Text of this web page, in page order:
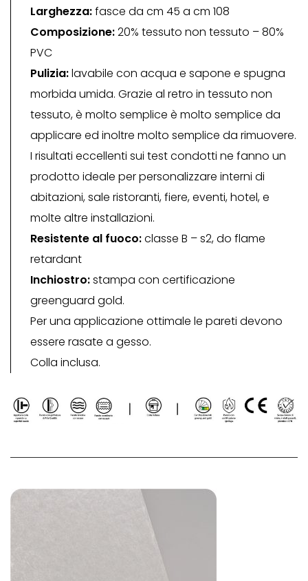
Larghezza:fasce da cm 45 a cm 108
Composizione:20% tessuto non tessuto – 80%
PVC
Pulizia:lavabile con acqua e sapone e spugna
morbida umida. Grazie al retro in tessuto non
tessuto, è molto semplice è molto semplice da
applicare ed inoltre molto semplice da rimuovere.
I risultati eccellenti sui test condotti ne fanno un
prodotto ideale per personalizzare interni di
abitazioni, sale ristoranti, fiere, eventi, hotel, e
molte altre installazioni.
Resistente al fuoco:classe B – s2, do flame
retardant
Inchiostro:stampa con certificazione
greenguard gold.
Per una applicazione ottimale le pareti devono
essere rasate a gesso.
Colla inclusa.